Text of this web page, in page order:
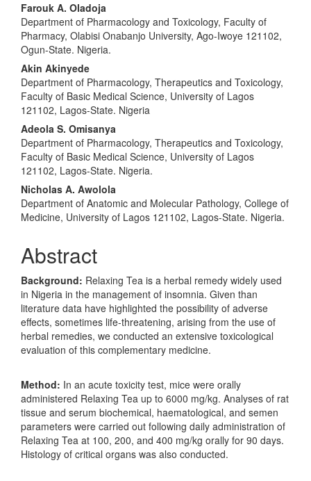
Farouk A. Oladoja
Department of Pharmacology and Toxicology, Faculty of
Pharmacy, Olabisi Onabanjo University, Ago-Iwoye 121102,
Ogun-State. Nigeria.
Akin Akinyede
Department of Pharmacology, Therapeutics and Toxicology,
Faculty of Basic Medical Science, University of Lagos
121102, Lagos-State. Nigeria
Adeola S. Omisanya
Department of Pharmacology, Therapeutics and Toxicology,
Faculty of Basic Medical Science, University of Lagos
121102, Lagos-State. Nigeria.
Nicholas A. Awolola
Department of Anatomic and Molecular Pathology, College of
Medicine, University of Lagos 121102, Lagos-State. Nigeria.
Abstract
Background: Relaxing Tea is a herbal remedy widely used
in Nigeria in the management of insomnia. Given than
literature data have highlighted the possibility of adverse
effects, sometimes life-threatening, arising from the use of
herbal remedies, we conducted an extensive toxicological
evaluation of this complementary medicine.
Method: In an acute toxicity test, mice were orally
administered Relaxing Tea up to 6000 mg/kg. Analyses of rat
tissue and serum biochemical, haematological, and semen
parameters were carried out following daily administration of
Relaxing Tea at 100, 200, and 400 mg/kg orally for 90 days.
Histology of critical organs was also conducted.